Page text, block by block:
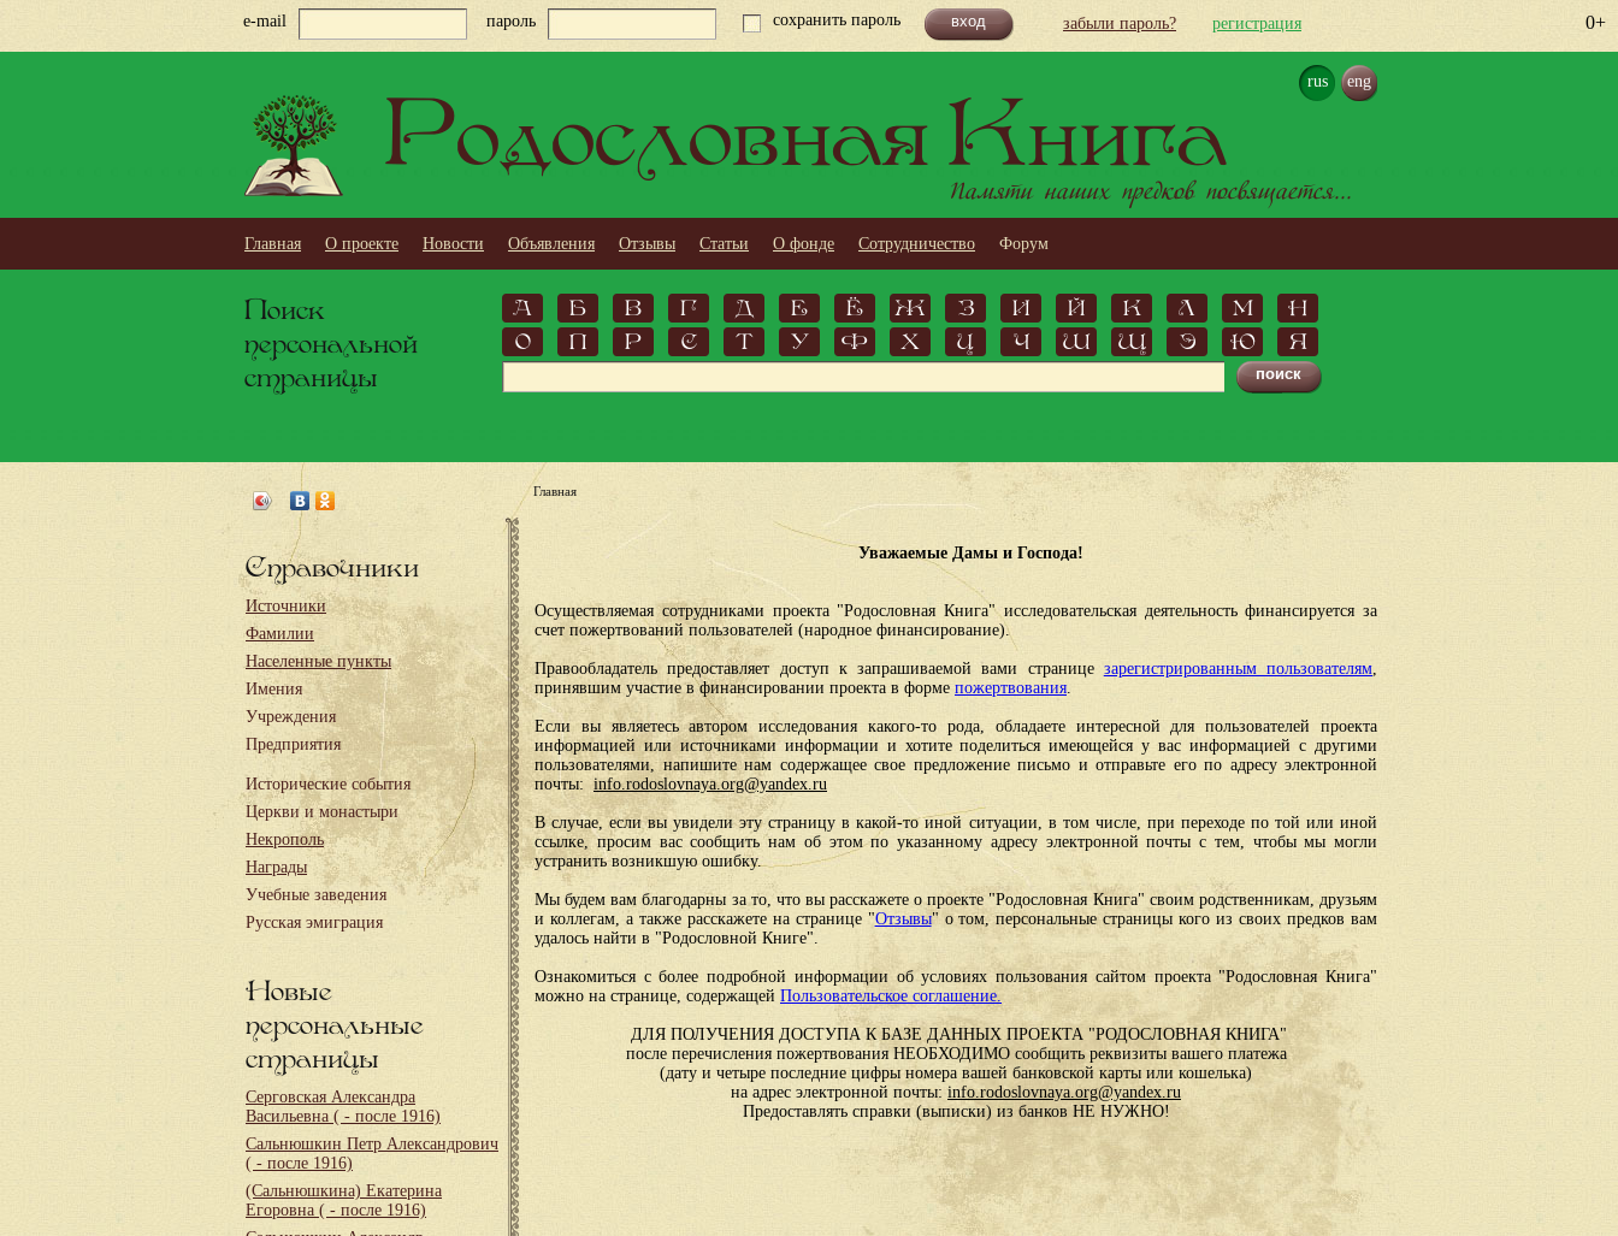
0+
e-mail пароль сохранить пароль забыли пароль? регистрация
rus eng
Родословная Книга
Памяти наших предков посвящается...
Главная О проекте Новости Объявления Отзывы Статьи О фонде Сотрудничество Форум
Поиск
персональной
страницы
А Б В Г Д Е Ё Ж З И Й К Л М
Н
О
П Р С Т У Ф Х Ц Ч Ш Щ Э Ю Я
Справочники
Источники
Фамилии
Населенные пункты
Имения
Учреждения
Предприятия
Исторические события
Церкви и монастыри
Некрополь
Награды
Учебные заведения
Русская эмиграция
Новые
персональные
страницы
Серговская Александра
Васильевна ( - после 1916)
Сальнюшкин Петр Александрович
( - после 1916)
(Сальнюшкина) Екатерина
Егоровна ( - после 1916)
Главная
Уважаемые Дамы и Господа!
Осуществляемая сотрудниками проекта "Родословная Книга" исследовательская деятельность финансируется за
счет пожертвований пользователей (народное финансирование).
Правообладатель предоставляет доступ к запрашиваемой вами странице зарегистрированным пользователям,
принявшим участие в финансировании проекта в форме пожертвования.
Если вы являетесь автором исследования какого-то рода, обладаете интересной для пользователей проекта
информацией или источниками информации и хотите поделиться имеющейся у вас информацией с другими
пользователями, напишите нам содержащее свое предложение письмо и отправьте его по адресу электронной
почты: info.rodoslovnaya.org@yandex.ru
В случае, если вы увидели эту страницу в какой-то иной ситуации, в том числе, при переходе по той или иной
ссылке, просим вас сообщить нам об этом по указанному адресу электронной почты с тем, чтобы мы могли
устранить возникшую ошибку.
Мы будем вам благодарны за то, что вы расскажете о проекте "Родословная Книга" своим родственникам, друзьям
и коллегам, а также расскажете на странице "Отзывы" о том, персональные страницы кого из своих предков вам
удалось найти в "Родословной Книге".
Ознакомиться с более подробной информации об условиях пользования сайтом проекта "Родословная Книга"
можно на странице, содержащей Пользовательское соглашение.
ДЛЯ ПОЛУЧЕНИЯ ДОСТУПА К БАЗЕ ДАННЫХ ПРОЕКТА "РОДОСЛОВНАЯ КНИГА"
после перечисления пожертвования НЕОБХОДИМО сообщить реквизиты вашего платежа
(дату и четыре последние цифры номера вашей банковской карты или кошелька)
на адрес электронной почты: info.rodoslovnaya.org@yandex.ru
Предоставлять справки (выписки) из банков НЕ НУЖНО!